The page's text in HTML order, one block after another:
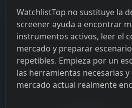
WatchlistTop no sustituye la
screener ayuda a encontrar
instrumentos activos, leer el
mercado y preparar
repetibles. Empieza por un
las herramientas necesarias
mercado actual realmente